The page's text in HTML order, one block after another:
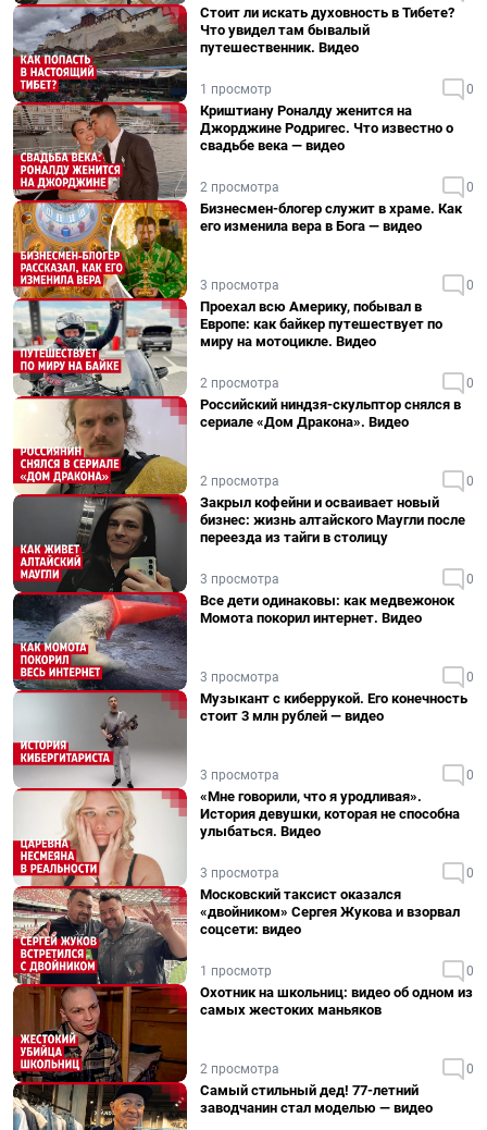
Стоит ли искать духовность в Тибете?
Что увидел там бывалый
путешественник. Видео
1 просмотр 0
Криштиану Роналду женится на
Джорджине Родригес. Что известно о
свадьбе века — видео
2 просмотра 0
Бизнесмен-блогер служит в храме. Как
его изменила вера в Бога — видео
3 просмотра 0
Проехал всю Америку, побывал в
Европе: как байкер путешествует по
миру на мотоцикле. Видео
2 просмотра 0
Российский ниндзя-скульптор снялся в
сериале «Дом Дракона». Видео
2 просмотра 0
Закрыл кофейни и осваивает новый
бизнес: жизнь алтайского Маугли после
переезда из тайги в столицу
3 просмотра 0
Все дети одинаковы: как медвежонок
Момота покорил интернет. Видео
3 просмотра 0
Музыкант с киберрукой. Его конечность
стоит 3 млн рублей — видео
3 просмотра 0
«Мне говорили, что я уродливая».
История девушки, которая не способна
улыбаться. Видео
3 просмотра 0
Московский таксист оказался
«двойником» Сергея Жукова и взорвал
соцсети: видео
1 просмотр 0
Охотник на школьниц: видео об одном из
самых жестоких маньяков
2 просмотра 0
Самый стильный дед! 77-летний
заводчанин стал моделью — видео